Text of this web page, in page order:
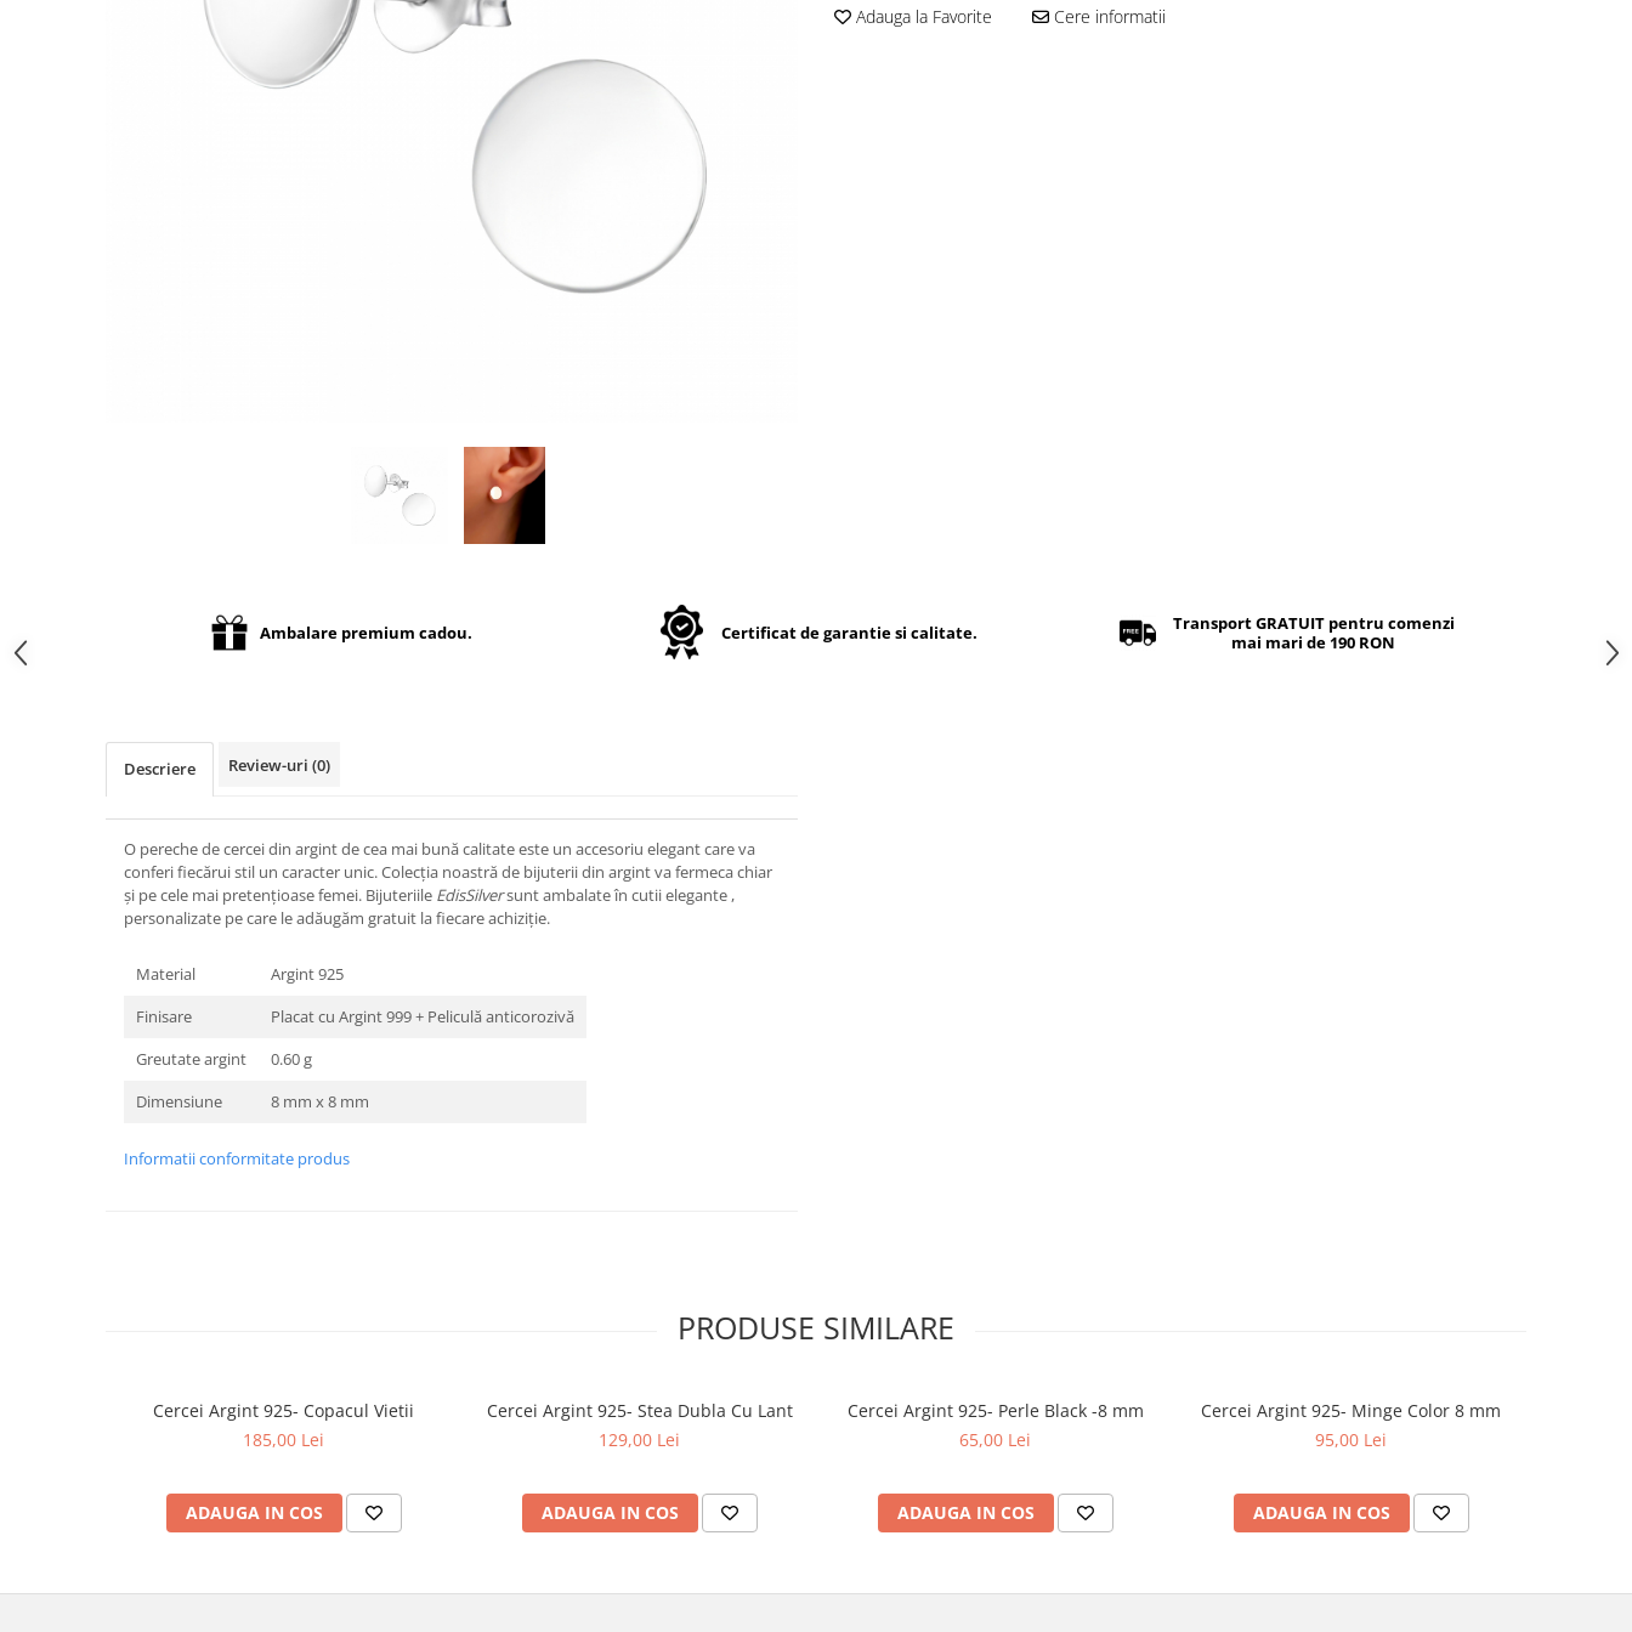
Adauga la Favorite Cere informatii
Ambalare premium cadou. Certificat de garantie si calitate.
Transport GRATUIT pentru comenzi
mai mari de 190 RON
Descriere Review-uri (0)
O pereche de cercei din argint de cea mai bună calitate este un accesoriu elegant care va
conferi fiecărui stil un caracter unic. Colecția noastră de bijuterii din argint va fermeca chiar
și pe cele mai pretențioase femei. Bijuteriile EdisSilversunt ambalate în cutii elegante ,
personalizate pe care le adăugăm gratuit la fiecare achiziție.
Material
Argint 925
Finisare
Placat cu Argint 999 + Peliculă anticorozivă
Greutate argint
0.60 g
Dimensiune
8 mm x 8 mm
Informatii conformitate produs
PRODUSE SIMILARE
Cercei Argint 925- Copacul Vietii
185,00 Lei
ADAUGA IN COS
Cercei Argint 925- Stea Dubla Cu Lant
129,00 Lei
ADAUGA IN COS
Cercei Argint 925- Perle Black -8 mm
65,00 Lei
ADAUGA IN COS
Cercei Argint 925- Minge Color 8 mm
95,00 Lei
ADAUGA IN COS